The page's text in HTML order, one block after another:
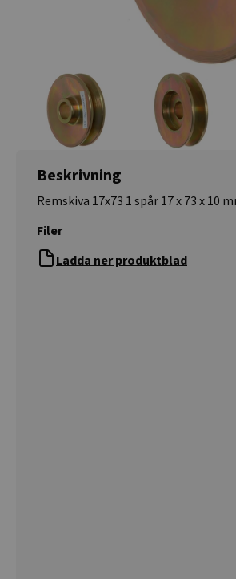
Beskrivning
Remskiva 17x73 1 spår 17 x 73 x 10
Filer
Ladda ner produktblad